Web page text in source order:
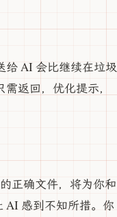
给 AI 会比继续在垃圾
返回，优化提示，
正确文件，将为你和
AI 感到不知所措。你